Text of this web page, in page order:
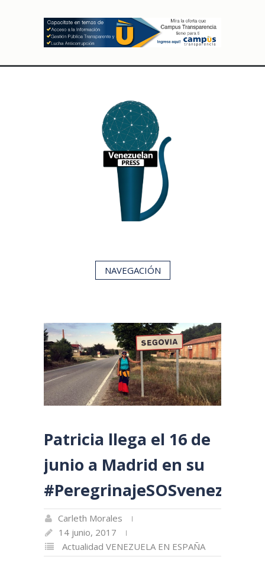
NAVEGACIÓN
Patricia llega el 16 de
junio a Madrid en su
#PeregrinajeSOSvenezuela
Carleth Morales
14 junio, 2017
Actualidad VENEZUELA EN ESPAÑA